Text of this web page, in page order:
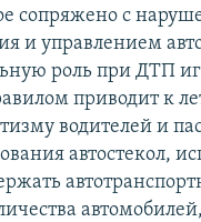
сопряжено с
и управлением
роль при ДТП
приводит к
водителей и
автостекол,